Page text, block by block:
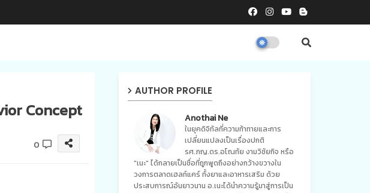
Concept
0
AUTHOR PROFILE
Anothai Ne
ในยุคดิจิทัลที่ความท้าทายและการ
เปลี่ยนแปลงเป็นเรื่องปกติ
รศ.ภญ.ดร.อโณทัย งามวิชัยกิจ หรือ
"เนะ" ได้กลายเป็นชื่อที่ถูกพูดถึงอย่างกว้างขวางใน
วงการตลาดเฮลท์แคร์ ทั้งยาและอาหารเสริม ด้วย
ประสบการณ์อันยาวนาน อ.เนะได้นำความรู้มาสู่การเป็น